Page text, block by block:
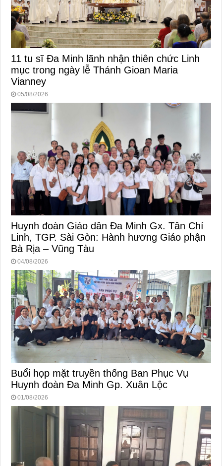
11 tu sĩ Đa Minh lãnh nhận thiên chức Linh
mục trong ngày lễ Thánh Gioan Maria
Vianney
05/08/2026
Huynh đoàn Giáo dân Đa Minh Gx. Tân Chí
Linh, TGP. Sài Gòn: Hành hương Giáo phận
Bà Rịa – Vũng Tàu
04/08/2026
Buổi họp mặt truyền thống Ban Phục Vụ
Huynh đoàn Đa Minh Gp. Xuân Lộc
01/08/2026